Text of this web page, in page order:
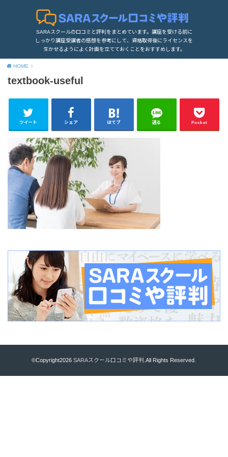
SARAスクールの口コミと評判をまとめています。講座を受ける前に
しっかり講座受講者の感想を参考にして、資格取得後にライセンスを
生かせるようによく計画を立てておくことをおすすめします。
HOME
textbook-useful
ツイート シェア はてブ 送る Pocket
©Copyright2026SARAスクール口コミや評判 .All Rights Reserved.